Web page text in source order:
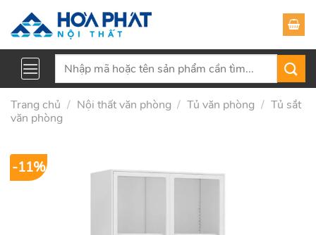
Tìm
Trang chủ / Nội thất văn phòng / Tủ văn phòng / Tủ sắt
văn phòng
-11%